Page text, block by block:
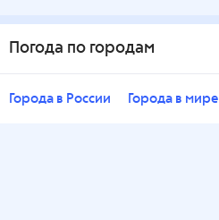
Погода по городам
Города в России Города в мире